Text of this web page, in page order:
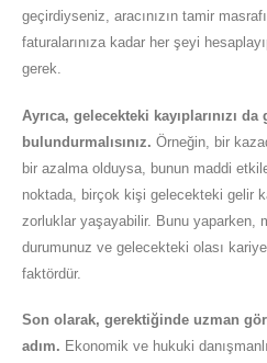
geçirdiyseniz, aracınızın tamir
faturalarınıza kadar her şeyi
gerek.
Ayrıca, gelecekteki kayıplarınızı
bulundurmalısınız. Örneğin, bir
bir azalma olduysa, bunun maddi
noktada, birçok kişi gelecekteki gelir
zorluklar yaşayabilir. Bunu yaparken,
durumunuz ve gelecekteki olası
faktördür.
Son olarak, gerektiğinde uzman
adım. Ekonomik ve hukuki